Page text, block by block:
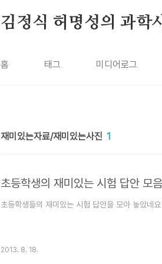
김정식 허명성의 과학
홈 태그 미디어로그
재미있는자료/재미있는사진 1
초등학생의 재미있는 시험 답안 모음
초등학생들의 재미있는 시험 답안을 모아 놓
2013. 8. 18.